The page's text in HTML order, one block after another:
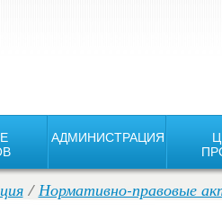
АДМИНИСТРАЦИЯ
/Нормативно-правовые